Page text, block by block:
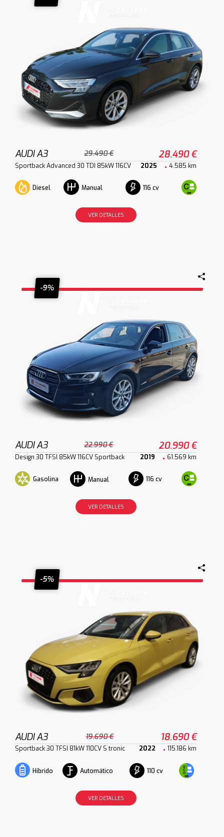
AUDI A3 29.490 € 28.490 €
Sportback Advanced 30 TDI 85kW 116CV 2025 4.585 km
Diesel Manual 116 cv
VER DETALLES
-9%
AUDI A3 22.990 € 20.990 €
Design 30 TFSI 85kW 116CV Sportback 2019 61.569 km
Gasolina Manual 116 cv
VER DETALLES
-5%
AUDI A3 19.690 € 18.690 €
Sportback 30 TFSI 81kW 110CV S tronic 2022 115.186 km
Híbrido Automático 110 cv
VER DETALLES